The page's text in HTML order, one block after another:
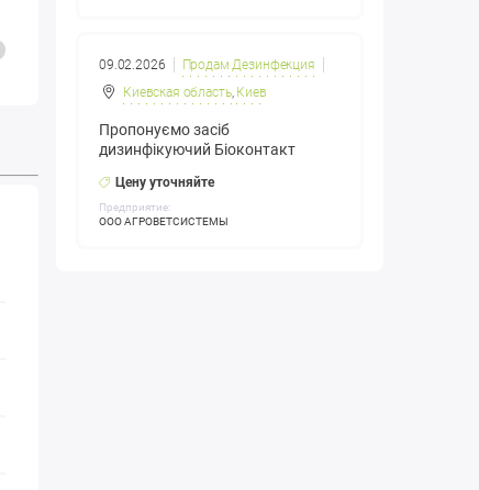
09.02.2026
Продам Дезинфекция
Киевская область, Киев
Пропонуємо засіб
дизинфікуючий Біоконтакт
Цену уточняйте
Предприятие:
ООО АГРОВЕТСИСТЕМЫ